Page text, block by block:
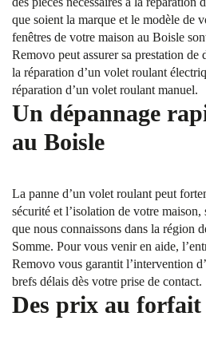
que soient la marque et le modèle de
fenêtres de votre maison au Boisle
Removo peut assurer sa prestation de
la réparation d’un volet roulant
réparation d’un volet roulant manuel.
Un dépannage
au Boisle
La panne d’un volet roulant peut
sécurité et l’isolation de votre
que nous connaissons dans la région
Somme. Pour vous venir en aide,
Removo vous garantit l’intervention
brefs délais dès votre prise de contact.
Des prix au